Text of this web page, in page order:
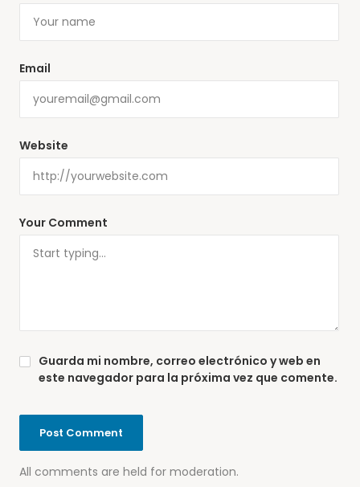
Your Comment
All comments are held for moderation.
Email
Website
Guarda mi nombre, correo electrónico y web en
este navegador para la próxima vez que comente.